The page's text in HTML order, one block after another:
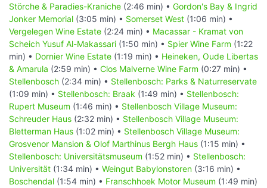
Störche & Paradies-Kraniche (2:46 min) • Gordon's Bay & Ingrid
Jonker Memorial (3:05 min) • Somerset West (1:06 min) •
Vergelegen Wine Estate (2:24 min) • Macassar - Kramat von
Scheich Yusuf Al-Makassari (1:50 min) • Spier Wine Farm (1:22
min) • Dornier Wine Estate (1:19 min) • Heineken, Oude Libertas
& Amarula (2:59 min) • Clos Malverne Wine Farm (0:27 min) •
Stellenbosch (2:34 min) • Stellenbosch: Parks & Naturreservate
(1:09 min) • Stellenbosch: Braak (1:49 min) • Stellenbosch:
Rupert Museum (1:46 min) • Stellenbosch Village Museum:
Schreuder Haus (2:32 min) • Stellenbosch Village Museum:
Bletterman Haus (1:02 min) • Stellenbosch Village Museum:
Grosvenor Mansion & Olof Marthinus Bergh Haus (1:15 min) •
Stellenbosch: Universitätsmuseum (1:52 min) • Stellenbosch:
Universität (1:34 min) • Weingut Babylonstoren (3:16 min) •
Boschendal (1:54 min) • Franschhoek Motor Museum (1:49 min)